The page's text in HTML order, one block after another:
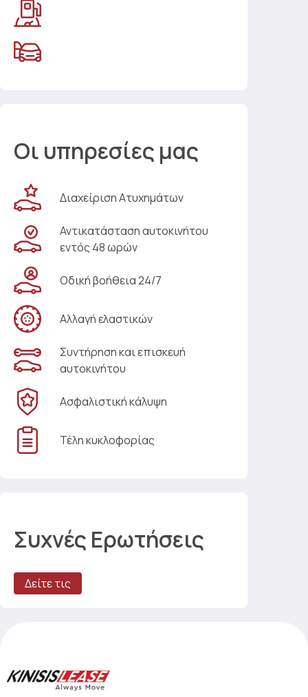
Οι υπηρεσίες μας
Διαχείριση Ατυχημάτων
Αντικατάσταση αυτοκινήτου
εντός 48 ωρών
Οδική βοήθεια 24/7
Αλλαγή ελαστικών
Συντήρηση και επισκευή
αυτοκινήτου
Ασφαλιστική κάλυψη
Τέλη κυκλοφορίας
Συχνές Ερωτήσεις
Δείτε τις